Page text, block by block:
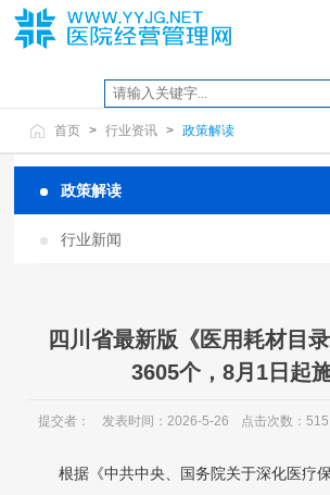
首页 > 行业资讯 > 政策解读
政策解读
行业新闻
四川省最新版《医用耗材目
3605个，8月1日起
提交者： 发表时间：2026-5-26 点击次数：515
根据《中共中央、国务院关于深化医疗